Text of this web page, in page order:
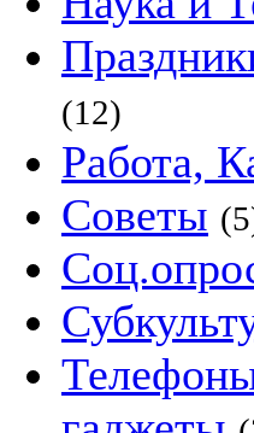
(12)
Работа,
Советы